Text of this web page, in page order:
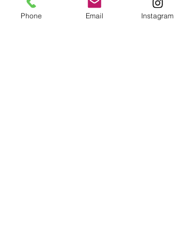
Map + Map Downloader From ...
Phone Email Instagram